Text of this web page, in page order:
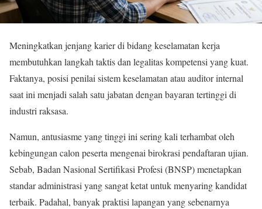
Meningkatkan jenjang karier di bidang keselamatan kerja
membutuhkan langkah taktis dan legalitas kompetensi yang kuat.
Faktanya, posisi penilai sistem keselamatan atau auditor internal
saat ini menjadi salah satu jabatan dengan bayaran tertinggi di
industri raksasa.
Namun, antusiasme yang tinggi ini sering kali terhambat oleh
kebingungan calon peserta mengenai birokrasi pendaftaran ujian.
Sebab, Badan Nasional Sertifikasi Profesi (BNSP) menetapkan
standar administrasi yang sangat ketat untuk menyaring kandidat
terbaik. Padahal, banyak praktisi lapangan yang sebenarnya